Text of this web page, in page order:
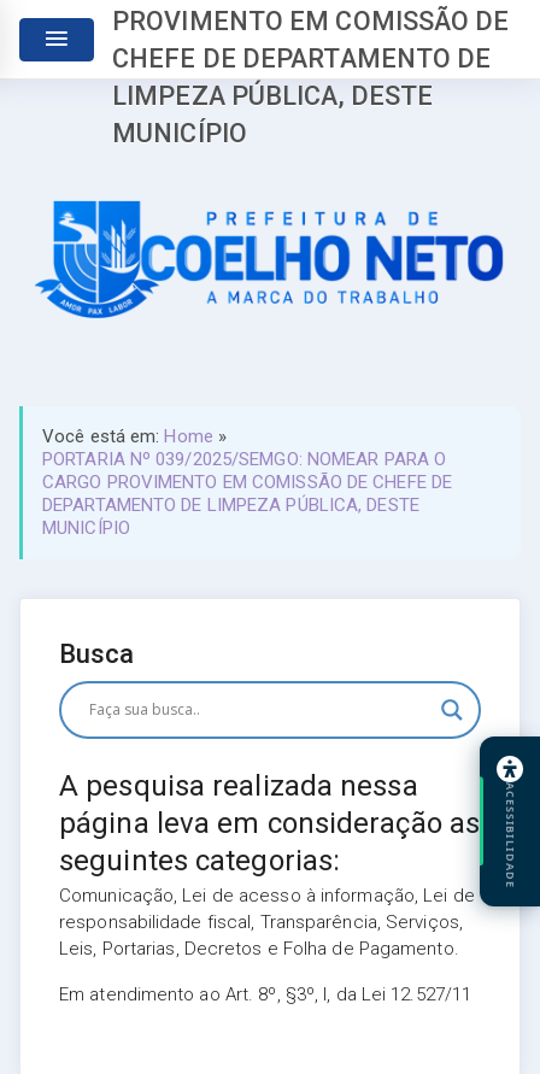
PROVIMENTO EM COMISSÃO DE
CHEFE DE DEPARTAMENTO DE
LIMPEZA PÚBLICA, DESTE
MUNICÍPIO
Você está em:Home »
PORTARIA Nº 039/2025/SEMGO: NOMEAR PARA O
CARGO PROVIMENTO EM COMISSÃO DE CHEFE DE
DEPARTAMENTO DE LIMPEZA PÚBLICA, DESTE
MUNICÍPIO
Busca
A pesquisa realizada nessa
página leva em consideração as
seguintes categorias:
Comunicação, Lei de acesso à informação, Lei de
responsabilidade fiscal, Transparência, Serviços,
Leis, Portarias, Decretos e Folha de Pagamento.
Em atendimento ao Art. 8º, §3º, I, da Lei 12.527/11
ACESSIBILIDADE